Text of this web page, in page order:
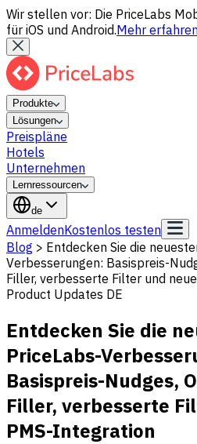
Wir stellen vor: Die PriceLabs
für iOS und Android.Mehr
Produkte
Lösungen
Preispläne
Hotels
Unternehmen
Lernressourcen
de
AnmeldenKostenlos testen
Blog > Entdecken Sie die
Verbesserungen: Basispreis-
Filler, verbesserte Filter und
Product Updates DE
Entdecken Sie die
PriceLabs-
Basispreis-Nudges,
Filler, verbesserte
PMS-Integration